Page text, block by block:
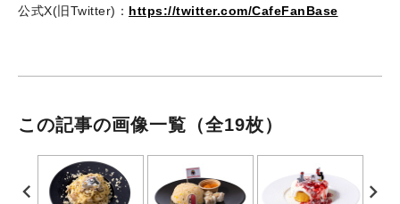
公式X(旧Twitter)： https://twitter.com/CafeFanBase
この記事の画像一覧 （全19枚）